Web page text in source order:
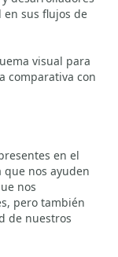
sus flujos de
visual para
comparativa con
en el
que nos ayuden
nos
pero también
de nuestros